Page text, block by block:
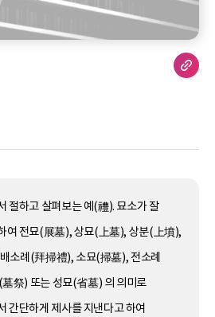
절하고 살펴보는 예(禮). 묘소가 잘
여 전묘(展墓), 상묘(上墓), 상분(上墳),
소례(拜掃禮), 소묘(掃墓), 전소례
祭) 또는 성묘(省墓) 의 의미로
간단하게 제사를 지낸다고 하여